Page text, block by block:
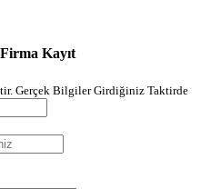
Kayıt
Gerçek Bilgiler Girdiğiniz Taktirde